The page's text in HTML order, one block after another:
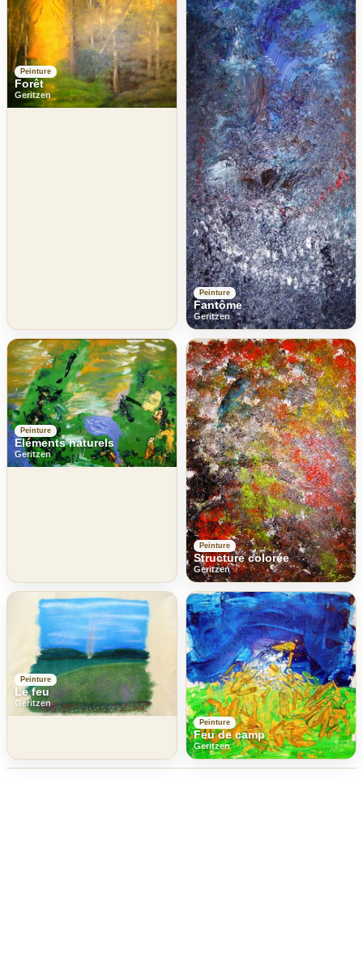
Peinture
Forêt
Geritzen
Peinture
Fantôme
Geritzen
Peinture
Eléments naturels
Geritzen
Peinture
Structure colorée
Geritzen
Peinture
Le feu
Geritzen
Peinture
Feu de camp
Geritzen